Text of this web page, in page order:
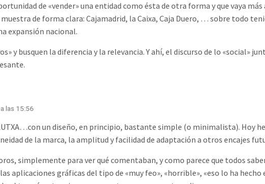
de «vender» una entidad como ésta de otra forma y que vaya
de forma clara: Cajamadrid, la Caixa, Caja Duero, … sobre todo
expansión nacional.
y busquen la diferencia y la relevancia. Y ahí, el discurso de lo «social»
las 15:56
un diseño, en principio, bastante simple (o minimalista). Hoy
de la marca, la amplitud y facilidad de adaptación a otros encajes
simplemente para ver qué comentaban, y como parece que todos
aplicaciones gráficas del tipo de «muy feo», «horrible», «eso lo ha